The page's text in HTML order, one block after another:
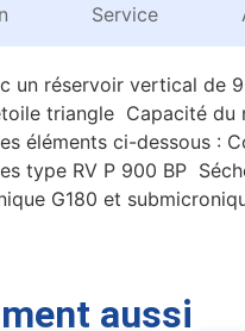
Service
un réservoir vertical de
triangle Capacité
éléments ci-dessous :
type RV P 900 BP
G180 et
aussi